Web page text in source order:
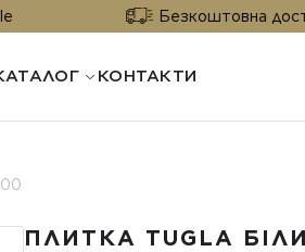
Безкоштовна доставка від
КОНТАКТИ
ПЛИТКА TUGLA